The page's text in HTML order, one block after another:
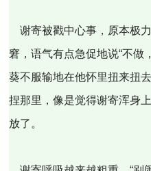
谢寄被戳中心事，原本极
窘，语气有点急促地说“不做
葵不服输地在他怀里扭来扭
捏那里，像是觉得谢寄浑身
放了。